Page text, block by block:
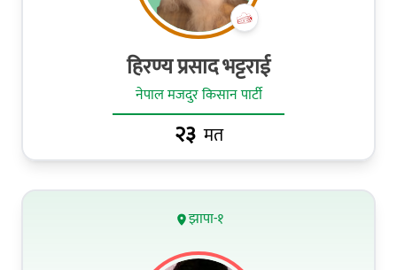
हिरण्य प्रसाद भट्टराई
नेपाल मजदुर किसान पार्टी
२३ मत
झापा-१